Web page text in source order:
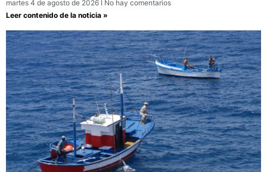
martes 4 de agosto de 2026
No hay comentarios
Leer contenido de la noticia »